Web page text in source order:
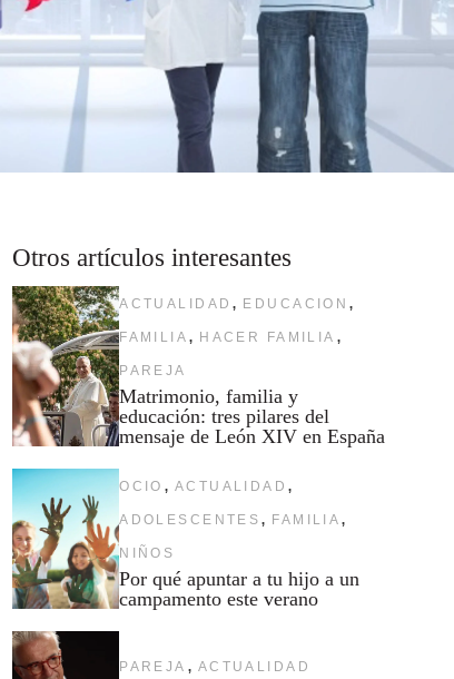
Otros artículos interesantes
ACTUALIDAD , EDUCACION ,
FAMILIA , HACER FAMILIA ,
PAREJA
Matrimonio, familia y
educación: tres pilares del
mensaje de León XIV en España
OCIO , ACTUALIDAD ,
ADOLESCENTES , FAMILIA ,
NIÑOS
Por qué apuntar a tu hijo a un
campamento este verano
PAREJA , ACTUALIDAD